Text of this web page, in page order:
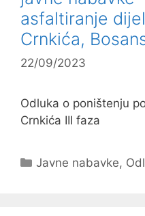
asfaltiranje
Crnkića,
22/09/2023
Odluka o poništenju
Crnkića III faza
Kategorije
Javne nabavke,